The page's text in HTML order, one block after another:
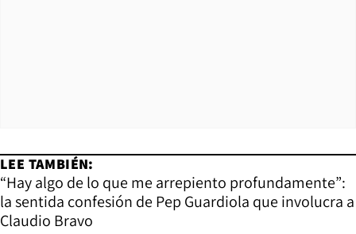
LEE TAMBIÉN:
“Hay algo de lo que me arrepiento profundamente”:
la sentida confesión de Pep Guardiola que involucra a
Claudio Bravo